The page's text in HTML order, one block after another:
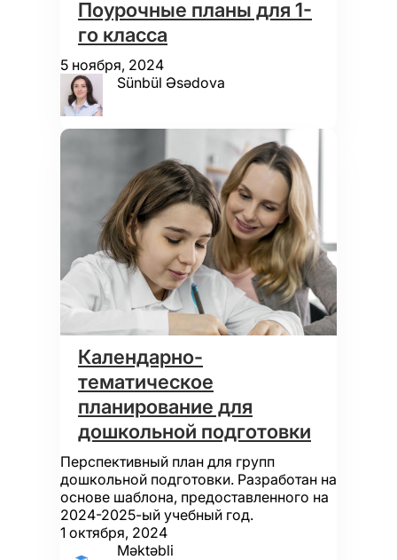
Поурочные планы для 1-
го класса
5 ноября, 2024
Sünbül Əsədova
Календарно-
тематическое
планирование для
дошкольной подготовки
Перспективный план для групп
дошкольной подготовки. Разработан на
основе шаблона, предоставленного на
2024-2025-ый учебный год.
1 октября, 2024
Məktəbli